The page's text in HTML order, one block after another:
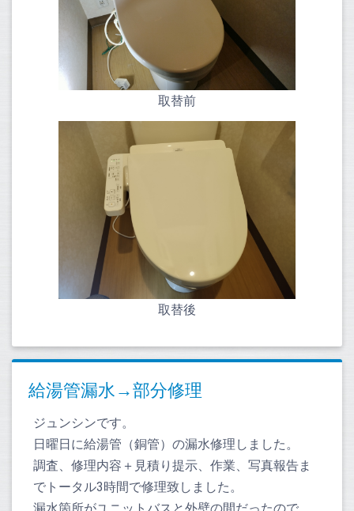
取替前
取替後
給湯管漏水→部分修理
ジュンシンです。
日曜日に給湯管（銅管）の漏水修理しました。
調査、修理内容＋見積り提示、作業、写真報告ま
でトータル3時間で修理致しました。
漏水箇所がユニットバスと外壁の間だったので、